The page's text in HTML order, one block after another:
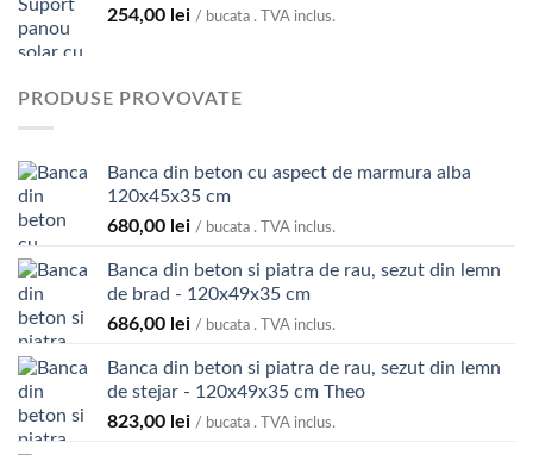
254,00 lei / bucata . TVA inclus.
PRODUSE PROVOVATE
Banca din beton cu aspect de marmura alba
120x45x35 cm
680,00 lei / bucata . TVA inclus.
Banca din beton si piatra de rau, sezut din lemn
de brad - 120x49x35 cm
686,00 lei / bucata . TVA inclus.
Banca din beton si piatra de rau, sezut din lemn
de stejar - 120x49x35 cm Theo
823,00 lei / bucata . TVA inclus.